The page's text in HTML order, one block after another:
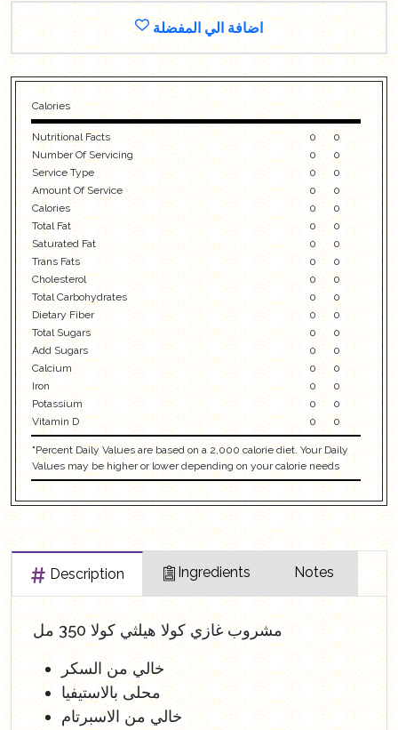
اضافة الي المفضلة
Calories
Nutritional Facts 0
0
Number Of Servicing
0
0
Service Type
0
0
Amount Of Service
0
0
Calories
0
0
Total Fat
0
0
Saturated Fat
0
0
Trans Fats
0
0
Cholesterol
0
0
Total Carbohydrates
0
0
Dietary Fiber
0
0
Total Sugars
0
0
Add Sugars
0
0
Calcium
0
0
Iron
0
0
Potassium
0
0
Vitamin D
0 0
"Percent Daily Values are based on a 2,000 calorie diet. Your Daily
Values may be higher or lower depending on your calorie needs
Description Ingredients Notes
مشروب غازي كولا هيلثي كولا 350 مل
خالي من السكر
محلى بالاستيفيا
خالي من الاسبرتام